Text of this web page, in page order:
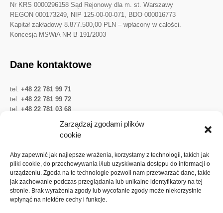
Zarządzaj zgodami plików
cookie
Aby zapewnić jak najlepsze wrażenia, korzystamy z technologii, takich jak
pliki cookie, do przechowywania i/lub uzyskiwania dostępu do informacji o
urządzeniu. Zgoda na te technologie pozwoli nam przetwarzać dane, takie
jak zachowanie podczas przeglądania lub unikalne identyfikatory na tej
stronie. Brak wyrażenia zgody lub wycofanie zgody może niekorzystnie
wpłynąć na niektóre cechy i funkcje.
Nr KRS 0000296158 Sąd Rejonowy dla m. st. Warszawy
REGON 000173249, NIP 125-00-00-071, BDO 000016773
Kapitał zakładowy 8.877.500,00 PLN – wpłacony w całości.
Koncesja MSWiA NR B-191/2003
Dane kontaktowe
tel. +48 22 781 99 71
tel. +48 22 781 99 72
tel. +48 22 781 03 68
LinkedIn
YouTube
Ważne linki
Ochrona danych osobowych
Akcje Spółki
Walne zgromadzenia